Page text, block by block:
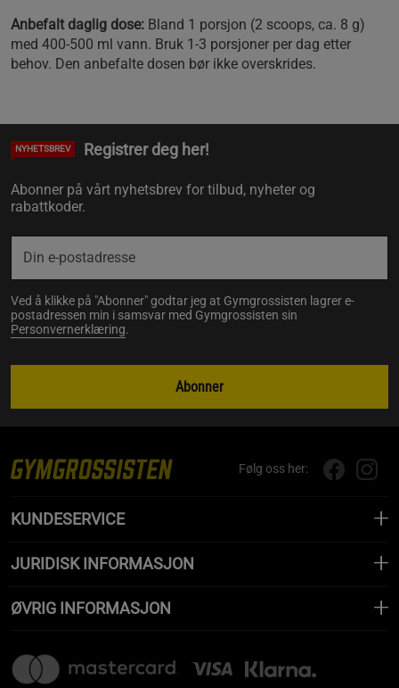
Anbefalt daglig dose: Bland 1 porsjon (2 scoops, ca. 8 g)
med 400-500 ml vann. Bruk 1-3 porsjoner per dag etter
behov. Den anbefalte dosen bør ikke overskrides.
NYHETSBREV Registrer deg her!
Abonner på vårt nyhetsbrev for tilbud, nyheter og
rabattkoder.
Ved å klikke på "Abonner" godtar jeg at Gymgrossisten lagrer e-
postadressen min i samsvar med Gymgrossisten sin
Personvernerklæring.
Abonner
Følg oss her:
KUNDESERVICE
JURIDISK INFORMASJON
ØVRIG INFORMASJON